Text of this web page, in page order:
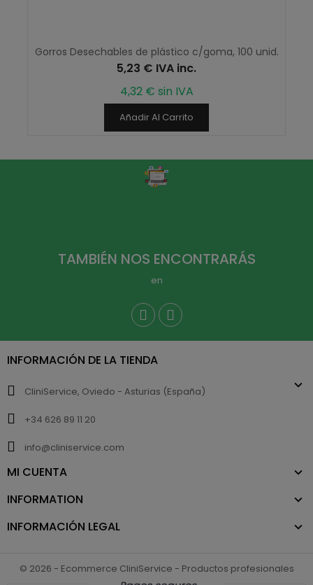
Gorros Desechables de plástico c/goma, 100 unid.
5,23 € IVA inc.
4,32 € sin IVA
Añadir Al Carrito
TAMBIÉN NOS ENCONTRARÁS
en
INFORMACIÓN DE LA TIENDA
CliniService, Oviedo - Asturias (España)
+34 626 89 11 20
info@cliniservice.com
MI CUENTA
INFORMATION
INFORMACIÓN LEGAL
© 2026 - Ecommerce CliniService - Productos profesionales